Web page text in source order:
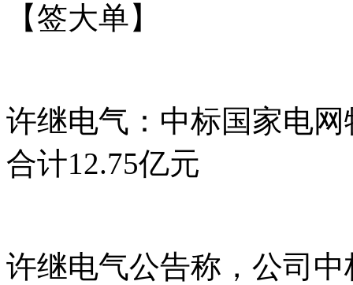
【签大单】
许继电气：中标国家电
合计12.75亿元
许继电气公告称，公司